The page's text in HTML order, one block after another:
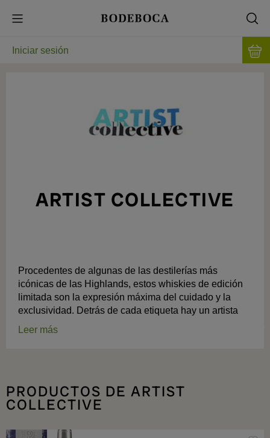
Iniciar sesión
ARTIST COLLECTIVE
Procedentes de algunas de las destilerías más
icónicas de las Highlands, estos whiskies de edición
limitada son la expresión máxima del cuidado y la
exclusividad. Detrás de cada etiqueta hay un artista
Leer más
PRODUCTOS DE ARTIST
COLLECTIVE